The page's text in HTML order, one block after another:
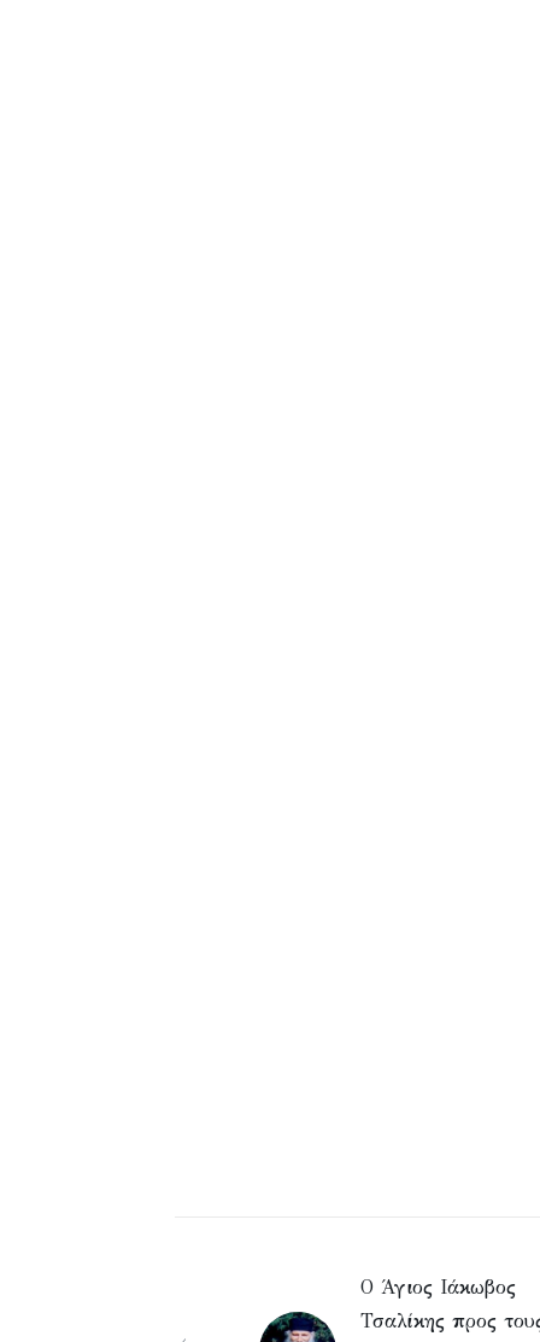
Ο Άγιος Ιάκωβος
Τσαλίκης προς